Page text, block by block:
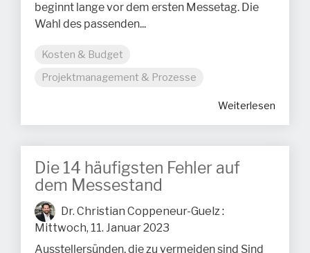
beginnt lange vor dem ersten Messetag. Die
Wahl des passenden...
Kosten & Budget
Projektmanagement & Prozesse
Weiterlesen
Die 14 häufigsten Fehler auf
dem Messestand
Dr. Christian Coppeneur-Guelz:
Mittwoch, 11. Januar 2023
Ausstellersünden, die zu vermeiden sind Sind